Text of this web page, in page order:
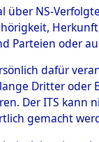
-
über NS-
Parteien oder
dafür
Dritter
Der ITS
gemacht